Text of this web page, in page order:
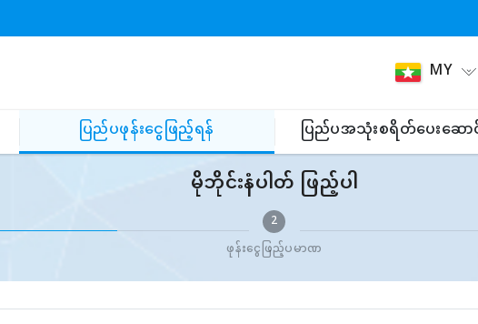
MY
ပြည်ပဖုန်းငွေဖြည့်ရန် ပြည်ပအသုံးစရိတ်ပေးဆော
မိုဘိုင်းနံပါတ် ဖြည့်ပါ
2
ဖုန်းငွေဖြည့်ပမာဏ